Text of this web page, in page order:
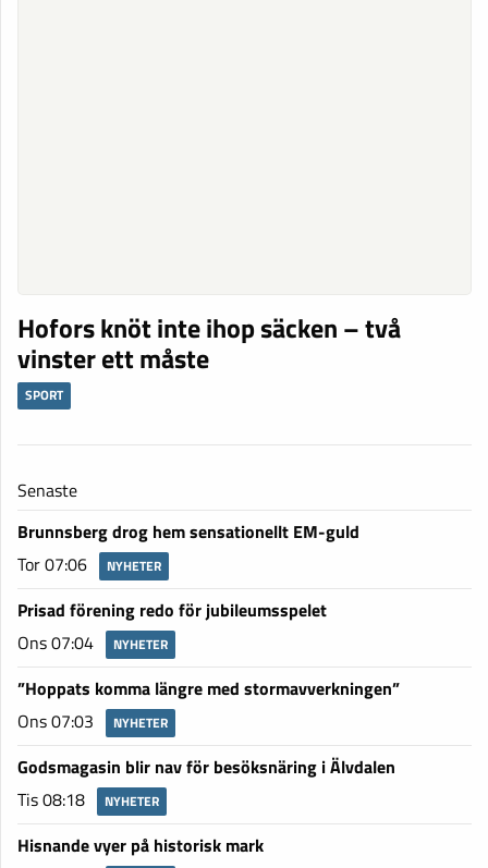
Hofors knöt inte ihop säcken – två
vinster ett måste
SPORT
Senaste
Brunnsberg drog hem sensationellt EM-guld
Tor 07:06
NYHETER
Prisad förening redo för jubileumsspelet
Ons 07:04
NYHETER
”Hoppats komma längre med stormavverkningen”
Ons 07:03
NYHETER
Godsmagasin blir nav för besöksnäring i Älvdalen
Tis 08:18
NYHETER
Hisnande vyer på historisk mark